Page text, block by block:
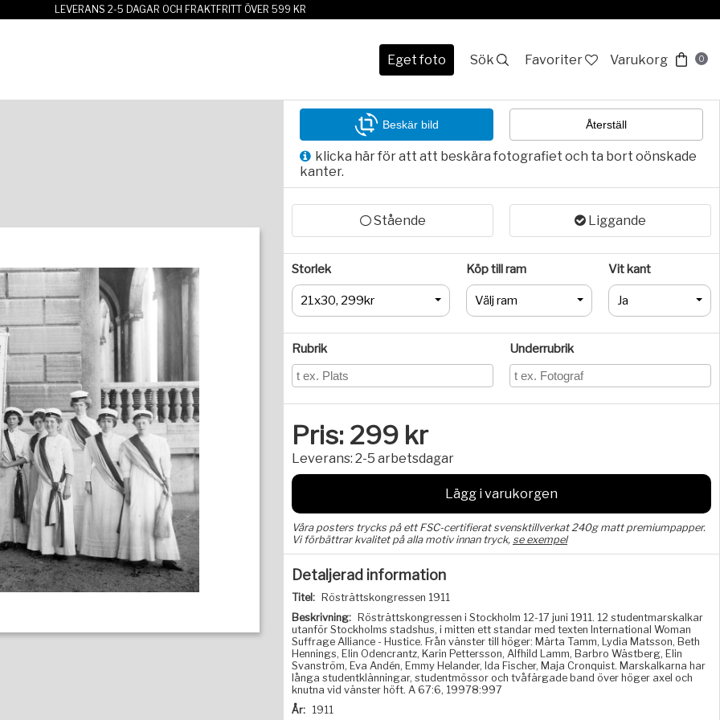
LEVERANS 2-5 DAGAR OCH FRAKTFRITT ÖVER 599 KR
Eget foto Sök Favoriter Varukorg 0
Beskär bild Återställ
klicka här för att att beskära fotografiet och ta bort oönskade
kanter.
Stående Liggande
Storlek
21x30, 299kr
Köp till ram
Välj ram
Vit kant
Ja
Rubrik Underrubrik
Pris: 299 kr
Leverans: 2-5 arbetsdagar
Lägg i varukorgen
Våra posters trycks på ett FSC-certifierat svensktillverkat 240g matt premiumpapper.
Vi förbättrar kvalitet på alla motiv innan tryck, se exempel
Detaljerad information
Titel:
Rösträttskongressen 1911
Beskrivning:
Rösträttskongressen i Stockholm 12-17 juni 1911. 12 studentmarskalkar
utanför Stockholms stadshus, i mitten ett standar med texten International Woman
Suffrage Alliance - Hustice. Från vänster till höger: Märta Tamm, Lydia Matsson, Beth
Hennings, Elin Odencrantz, Karin Pettersson, Alfhild Lamm, Barbro Wästberg, Elin
Svanström, Eva Andén, Emmy Helander, Ida Fischer, Maja Cronquist. Marskalkarna har
långa studentklänningar, studentmössor och tvåfärgade band över höger axel och
knutna vid vänster höft. A 67:6, 19978:997
År: 1911